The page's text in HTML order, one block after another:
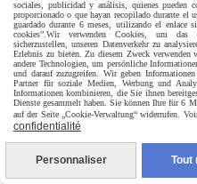
sociales, publicidad y análisis, quienes pueden
proporcionado o que hayan recopilado durante el
guardado durante 6 meses, utilizando el enlace
cookies”. Wir verwenden Cookies, um das
sicherzustellen, unseren Datenverkehr zu
Erlebnis zu bieten. Zu diesem Zweck verwenden
andere Technologien, um persönliche
und darauf zuzugreifen. Wir geben
Partner für soziale Medien, Werbung und
Informationen kombinieren, die Sie ihnen
Dienste gesammelt haben. Sie können Ihre für 6
auf der Seite „Cookie-Verwaltung“ widerrufen.
confidentialité
Personnaliser Tout